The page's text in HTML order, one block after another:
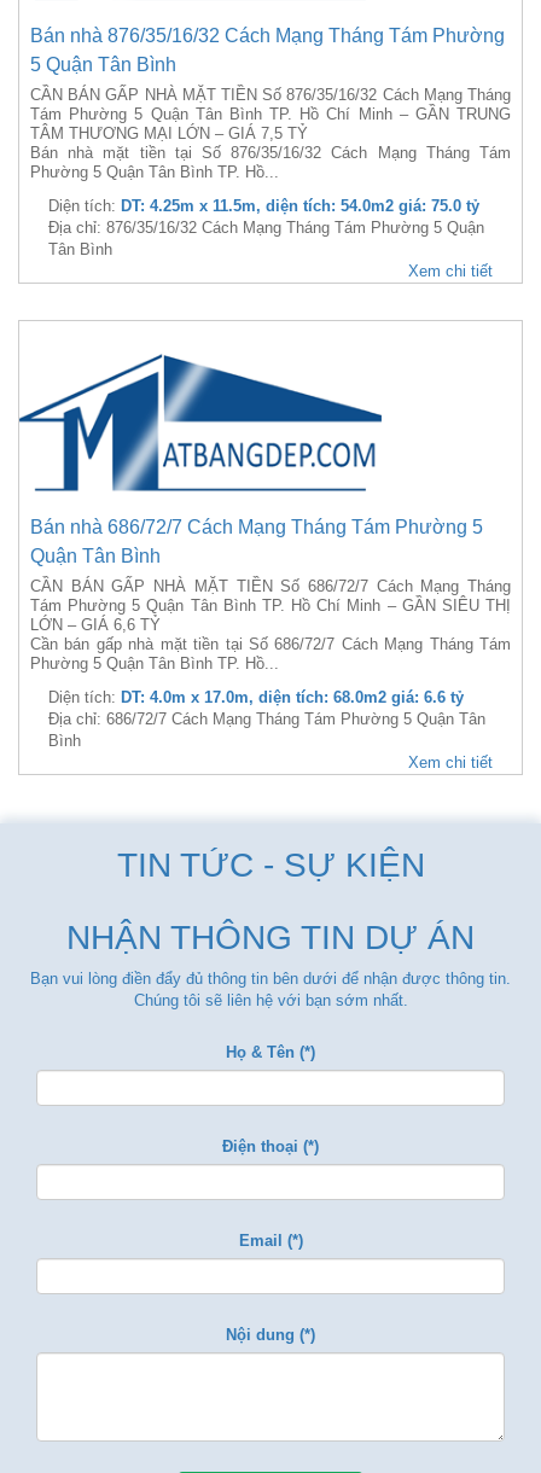
Bán nhà 876/35/16/32 Cách Mạng Tháng Tám Phường
5 Quận Tân Bình
CẦN BÁN GẤP NHÀ MẶT TIỀN Số 876/35/16/32 Cách Mạng Tháng
Tám Phường 5 Quận Tân Bình TP. Hồ Chí Minh – GẦN TRUNG
TÂM THƯƠNG MẠI LỚN – GIÁ 7,5 TỶ
Bán nhà mặt tiền tại Số 876/35/16/32 Cách Mạng Tháng Tám
Phường 5 Quận Tân Bình TP. Hồ...
Diện tích: DT: 4.25m x 11.5m, diện tích: 54.0m2 giá: 75.0 tỷ
Địa chỉ: 876/35/16/32 Cách Mạng Tháng Tám Phường 5 Quận
Tân Bình
Xem chi tiết
Bán nhà 686/72/7 Cách Mạng Tháng Tám Phường 5
Quận Tân Bình
CẦN BÁN GẤP NHÀ MẶT TIỀN Số 686/72/7 Cách Mạng Tháng
Tám Phường 5 Quận Tân Bình TP. Hồ Chí Minh – GẦN SIÊU THỊ
LỚN – GIÁ 6,6 TỶ
Cần bán gấp nhà mặt tiền tại Số 686/72/7 Cách Mạng Tháng Tám
Phường 5 Quận Tân Bình TP. Hồ...
Diện tích: DT: 4.0m x 17.0m, diện tích: 68.0m2 giá: 6.6 tỷ
Địa chỉ: 686/72/7 Cách Mạng Tháng Tám Phường 5 Quận Tân
Bình
Xem chi tiết
TIN TỨC - SỰ KIỆN
NHẬN THÔNG TIN DỰ ÁN
Bạn vui lòng điền đẩy đủ thông tin bên dưới để nhận được thông tin.
Chúng tôi sẽ liên hệ với bạn sớm nhất.
Họ & Tên (*)
Điện thoại (*)
Email (*)
Nội dung (*)